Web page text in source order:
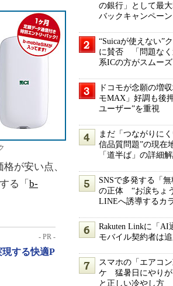
が安い点、
る「 b-
- PR -
現する快適P
の銀行」として最
バックキャンペー
“Suicaが使えない”
に賛否 「問題なく
系ICの方がスムーズ
ドコモが念願の増
モMAX」好調も後
ユーザー”を重視
まだ「つながりに
信品質問題”の現
「道半ば」の詳細
SNSで多発する「
の正体 “お涙ちょ
LINEへ誘導するカ
Rakuten Linkに「AI
モバイル契約者は
スマホの「エアコ
ケ 猛暑日にやりが
と正しい冷やし方